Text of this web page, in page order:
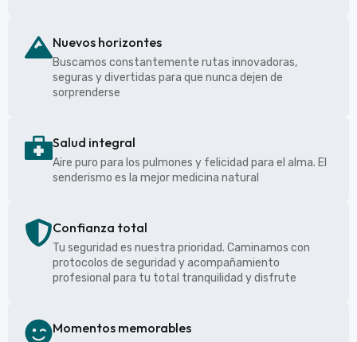
Nuevos horizontes
Buscamos constantemente rutas innovadoras,
seguras y divertidas para que nunca dejen de
sorprenderse
Salud integral
Aire puro para los pulmones y felicidad para el alma. El
senderismo es la mejor medicina natural
Confianza total
Tu seguridad es nuestra prioridad. Caminamos con
protocolos de seguridad y acompañamiento
profesional para tu total tranquilidad y disfrute
Momentos memorables